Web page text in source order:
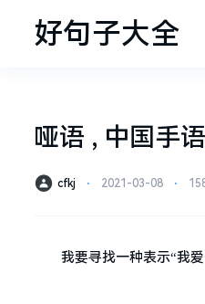
好句子大全
哑语 , 中国手
cfkj ⋅ 2021-03-08 ⋅
我要寻找一种表示“我